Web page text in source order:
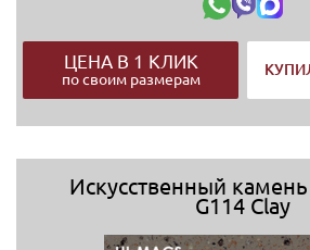
ЦЕНА В 1 КЛИК
по своим размерам
Искусственный камень
G114 Clay